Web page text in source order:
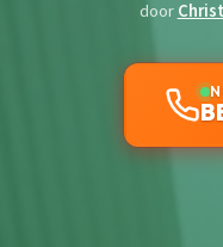
door